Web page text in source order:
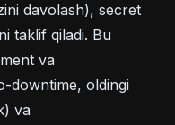
davolash), secret
taklif qiladi. Bu
va
downtime, oldingi
va